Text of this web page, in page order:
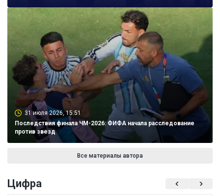
31 июля 2026, 15:51
Последствия финала ЧМ-2026: ФИФА начала расследование
против звезд
Все материалы автора
Цифра